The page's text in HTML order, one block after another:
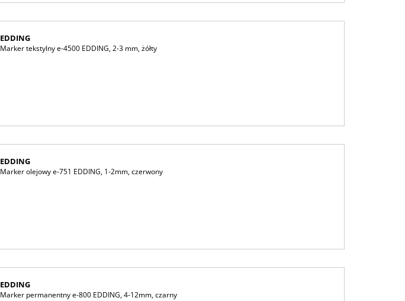
EDDING
Marker tekstylny e-4500 EDDING, 2-3 mm, żółty
EDDING
Marker olejowy e-751 EDDING, 1-2mm, czerwony
EDDING
Marker permanentny e-800 EDDING, 4-12mm, czarny